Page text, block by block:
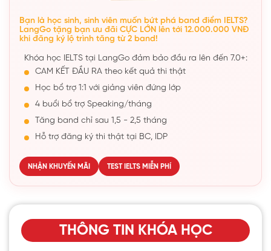
Bạn là học sinh, sinh viên muốn bứt phá band điểm IELTS?
LangGo tặng bạn ưu đãi CỰC LỚN lên tới 12.000.000 VNĐ
khi đăng ký lộ trình tăng từ 2 band!
Khóa học IELTS tại LangGo đảm bảo đầu ra lên đến 7.0+:
CAM KẾT ĐẦU RA theo kết quả thi thật
Học bổ trợ 1:1 với giảng viên đứng lớp
4 buổi bổ trợ Speaking/tháng
Tăng band chỉ sau 1,5 - 2,5 tháng
Hỗ trợ đăng ký thi thật tại BC, IDP
NHẬN KHUYẾN MÃI TEST IELTS MIỄN PHÍ
THÔNG TIN KHÓA HỌC